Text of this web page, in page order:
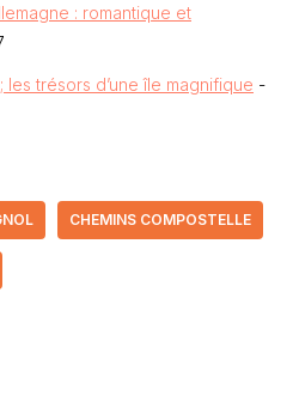
: romantique et
les trésors d’une île magnifique -
CHEMINS COMPOSTELLE